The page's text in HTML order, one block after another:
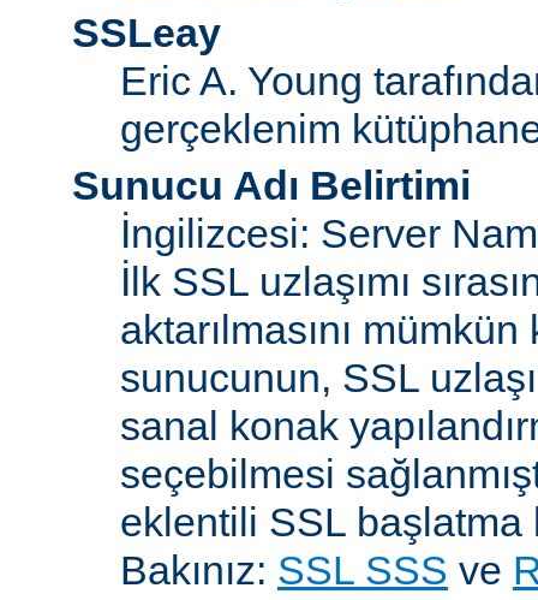
SSLeay
Eric A. Young
gerçeklenim
Sunucu Adı Belirtimi
İngilizcesi: Server
İlk SSL uzlaşımı
aktarılmasını
sunucunun, SSL
sanal konak
seçebilmesi
eklentili SSL
Bakınız: SSL SSS ve